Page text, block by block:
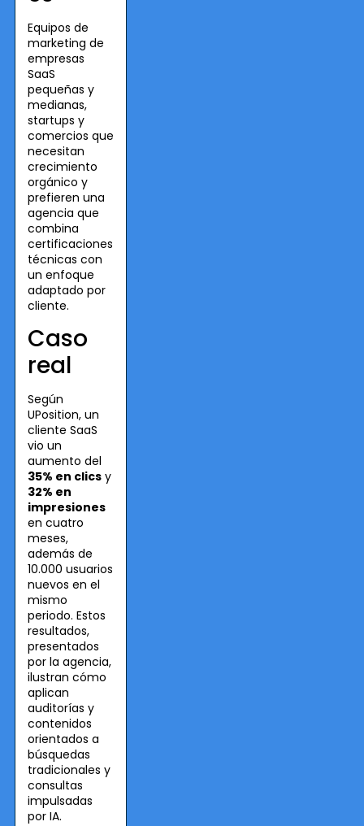
Equipos de
marketing de
empresas
SaaS
pequeñas y
medianas,
startups y
comercios que
necesitan
crecimiento
orgánico y
prefieren una
agencia que
combina
certificaciones
técnicas con
un enfoque
adaptado por
cliente.
Caso
real
Según
UPosition, un
cliente SaaS
vio un
aumento del
35% en clicsy
32% en
impresiones
en cuatro
meses,
además de
10.000 usuarios
nuevos en el
mismo
periodo. Estos
resultados,
presentados
por la agencia,
ilustran cómo
aplican
auditorías y
contenidos
orientados a
búsquedas
tradicionales y
consultas
impulsadas
por IA.